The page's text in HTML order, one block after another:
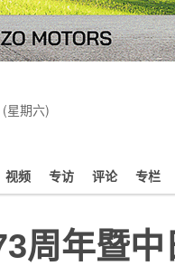
星期六)
视频 专访 评论 专栏
周年暨